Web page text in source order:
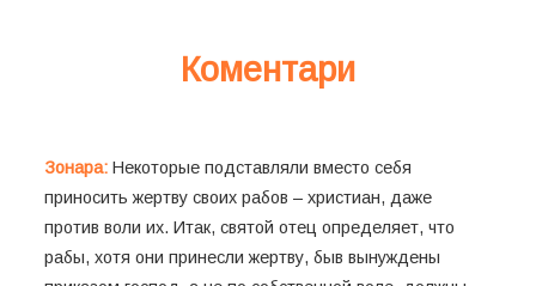
Коментари
Зонара:Некоторые подставляли вместо себя
приносить жертву своих рабов – христиан, даже
против воли их. Итак, святой отец определяет, что
рабы, хотя они принесли жертву, быв вынуждены